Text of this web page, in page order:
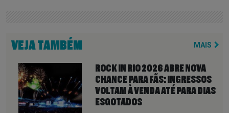
VEJA TAMBÉM MAIS
ROCK IN RIO 2026 ABRE NOVA
CHANCE PARA FÃS: INGRESSOS
VOLTAM À VENDA ATÉ PARA DIAS
ESGOTADOS